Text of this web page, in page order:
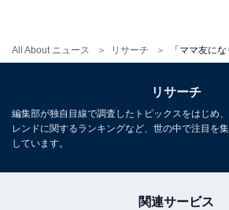
All About ニュース リサーチ
リサーチ
編集部が独自目線で調査したトピックスをはじめ
レンドに関するランキングなど、世の中で注目を
しています。
関連サービス